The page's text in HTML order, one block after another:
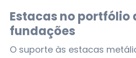
Estacas no portfólio
fundações
O suporte às estacas